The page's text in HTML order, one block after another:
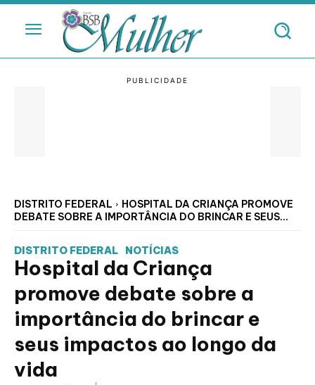
DISTRITO FEDERAL
HOSPITAL DA CRIANÇA PROMOVE
DEBATE SOBRE A IMPORTÂNCIA DO BRINCAR E SEUS...
DISTRITO FEDERAL NOTÍCIAS
Hospital da Criança
promove debate sobre a
importância do brincar e
seus impactos ao longo da
vida